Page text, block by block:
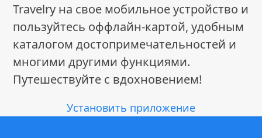
Travelry на свое мобильное устройство и
пользуйтесь оффлайн-картой, удобным
каталогом достопримечательностей и
многими другими функциями.
Путешествуйте с вдохновением!
Установить приложение